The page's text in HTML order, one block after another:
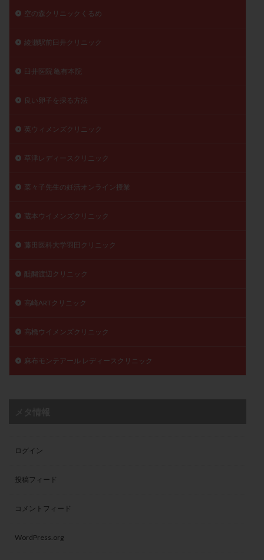
空の森クリニックくるめ
綾瀬駅前臼井クリニック
臼井医院 亀有本院
良い卵子を採る方法
英ウィメンズクリニック
草津レディースクリニック
菜々子先生の妊活オンライン授業
蔵本ウイメンズクリニック
藤田医科大学羽田クリニック
醍醐渡辺クリニック
高崎ARTクリニック
高橋ウイメンズクリニック
麻布モンテアール レディースクリニック
ログイン
投稿フィード
コメントフィード
WordPress.org